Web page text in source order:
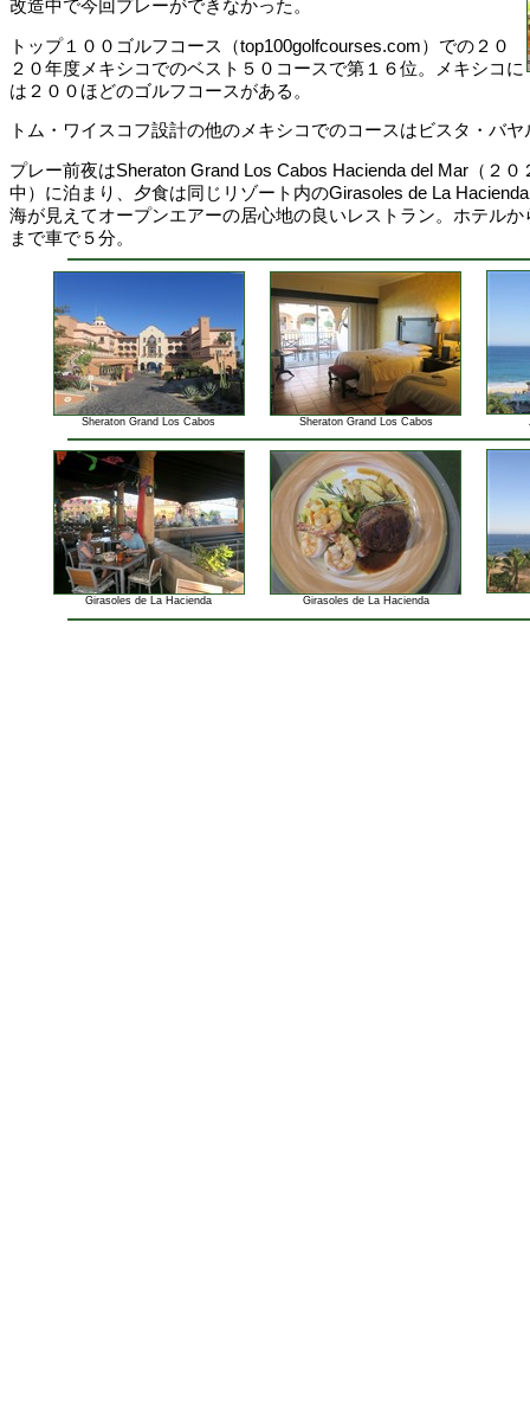
改造中で今回プレーができなかった。
トップ１００ゴルフコース（top100golfcourses.com）での２０
２０年度メキシコでのベスト５０コースで第１６位。メキシコに
は２００ほどのゴルフコースがある。
トム・ワイスコフ設計の他のメキシコでのコースはビスタ・バ
プレー前夜はSheraton Grand Los Cabos Hacienda del Mar（２
中）に泊まり、夕食は同じリゾート内のGirasoles de La
海が見えてオープンエアーの居心地の良いレストラン。ホテル
まで車で５分。
Sheraton Grand Los Cabos Sheraton Grand Los Cabos
Girasoles de La Hacienda Girasoles de La Hacienda